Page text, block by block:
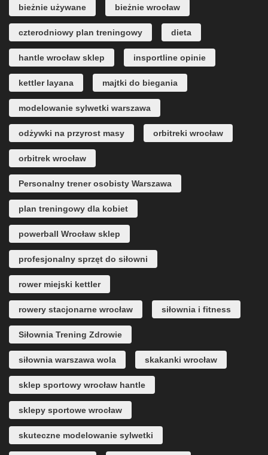
bieżnie używane bieżnie wrocław
czterodniowy plan treningowy dieta
hantle wrocław sklep insportline opinie
kettler layana majtki do biegania
modelowanie sylwetki warszawa
odżywki na przyrost masy orbitreki wrocław
orbitrek wrocław
Personalny trener osobisty Warszawa
plan treningowy dla kobiet
powerball Wrocław sklep
profesjonalny sprzęt do siłowni
rower miejski kettler
rowery stacjonarne wrocław siłownia i fitness
Siłownia Trening Zdrowie
siłownia warszawa wola skakanki wrocław
sklep sportowy wrocław hantle
sklepy sportowe wrocław
skuteczne modelowanie sylwetki